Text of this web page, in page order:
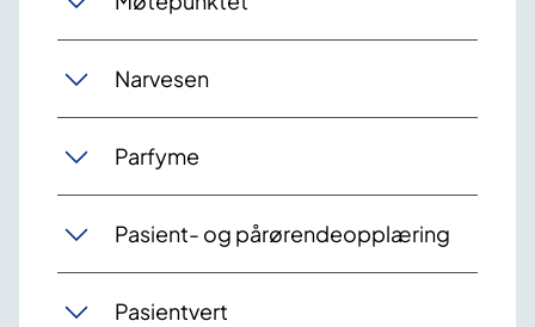
Narvesen
Parfyme
Pasient- og pårørendeopplæring
Pasientvert